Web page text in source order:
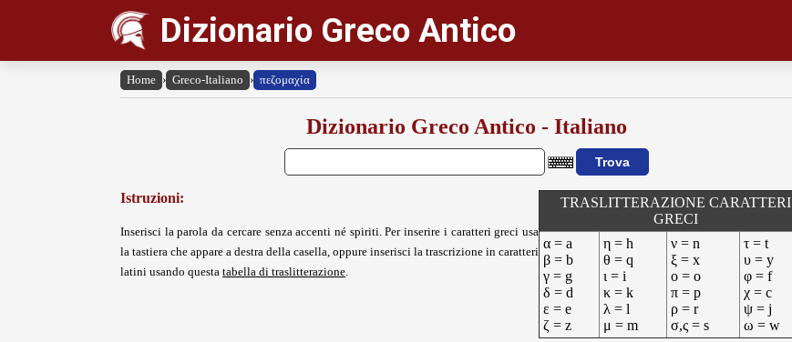
Dizionario Greco Antico
Home › Greco-Italiano › πεζομαχία
Dizionario Greco Antico - Italiano
Istruzioni:
Inserisci la parola da cercare senza accenti né spiriti. Per inserire i caratteri greci usa
la tastiera che appare a destra della casella, oppure inserisci la trascrizione in caratteri
latini usando questa tabella di traslitterazione.
TRASLITTERAZIONE CARATTERI
GRECI
α = a
β = b
γ = g
δ = d
ε = e
ζ = z
η = h
θ = q
ι = i
κ = k
λ = l
μ = m
ν = n
ξ = x
ο = o
π = p
ρ = r
σ,ς = s
τ = t
υ = y
φ = f
χ = c
ψ = j
ω = w